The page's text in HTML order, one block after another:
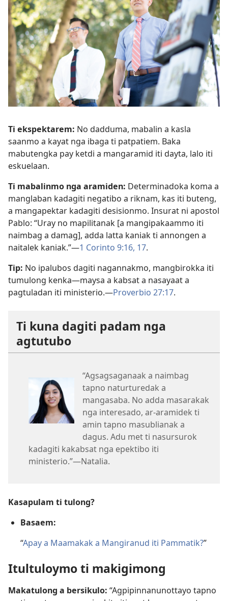
Ti ekspektarem: No dadduma, mabalin a kasla
saanmo a kayat nga ibaga ti patpatiem. Baka
mabutengka pay ketdi a mangaramid iti dayta, lalo iti
eskuelaan.
Ti mabalinmo nga aramiden: Determinadoka koma a
manglaban kadagiti negatibo a riknam, kas iti buteng,
a mangapektar kadagiti desisionmo. Insurat ni apostol
Pablo: “Uray no mapilitanak [a mangipakaammo iti
naimbag a damag], adda latta kaniak ti annongen a
naitalek kaniak.”—1 Corinto 9:16, 17.
Tip: No ipalubos dagiti nagannakmo, mangbirokka iti
tumulong kenka—maysa a kabsat a nasayaat a
pagtuladan iti ministerio.—Proverbio 27:17.
Ti kuna dagiti padam nga
agtutubo
“Agsagsaganaak a naimbag
tapno naturturedak a
mangasaba. No adda masarakak
nga interesado, ar-aramidek ti
amin tapno masublianak a
dagus. Adu met ti nasursurok
kadagiti kakabsat nga epektibo iti
ministerio.”—Natalia.
Kasapulam ti tulong?
Basaem:
“Apay a Maamakak a Mangiranud iti Pammatik?”
Itultuloymo ti makigimong
Makatulong a bersikulo: “Agpipinnanunottayo tapno